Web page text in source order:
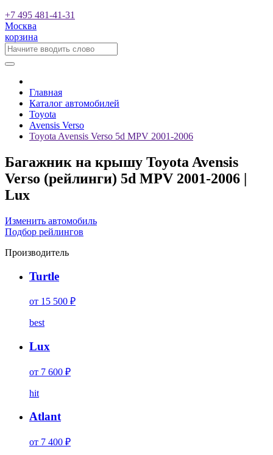
+7 495 481-41-31
Москва
корзина
Главная
Каталог автомобилей
Toyota
Avensis Verso
Toyota Avensis Verso 5d MPV 2001-2006
Багажник на крышу Toyota Avensis
Verso (рейлинги) 5d MPV 2001-2006 |
Lux
Изменить автомобиль
Подбор рейлингов
Производитель
Turtle
от 15 500 ₽
best
Lux
от 7 600 ₽
hit
Atlant
от 7 400 ₽